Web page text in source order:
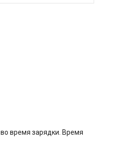
время зарядки. Время